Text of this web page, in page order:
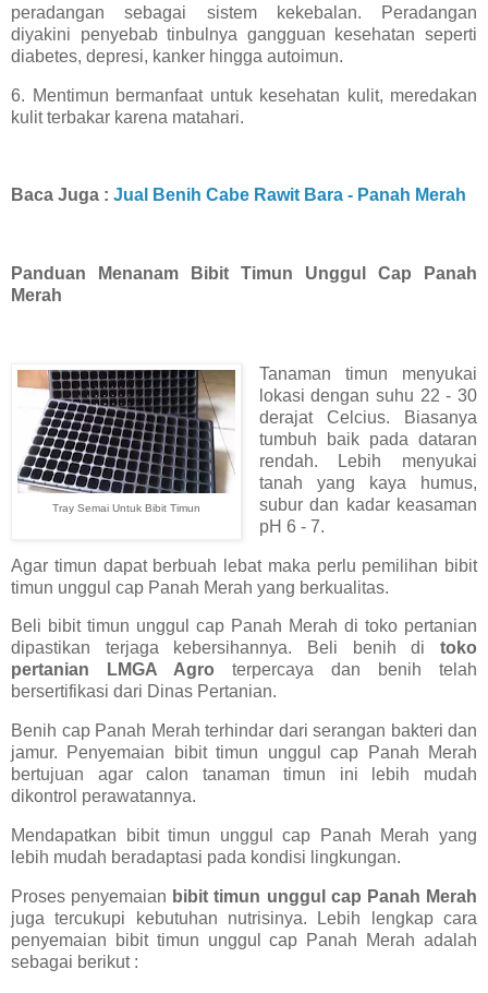
peradangan sebagai sistem kekebalan. Peradangan
diyakini penyebab tinbulnya gangguan kesehatan seperti
diabetes, depresi, kanker hingga autoimun.
6. Mentimun bermanfaat untuk kesehatan kulit, meredakan
kulit terbakar karena matahari.
Baca Juga : Jual Benih Cabe Rawit Bara - Panah Merah
Panduan Menanam Bibit Timun Unggul Cap Panah
Merah
Tray Semai Untuk Bibit Timun
Tanaman timun menyukai
lokasi dengan suhu 22 - 30
derajat Celcius. Biasanya
tumbuh baik pada dataran
rendah. Lebih menyukai
tanah yang kaya humus,
subur dan kadar keasaman
pH 6 - 7.
Agar timun dapat berbuah lebat maka perlu pemilihan bibit
timun unggul cap Panah Merah yang berkualitas.
Beli bibit timun unggul cap Panah Merah di toko pertanian
dipastikan terjaga kebersihannya. Beli benih di toko
pertanian LMGA Agro terpercaya dan benih telah
bersertifikasi dari Dinas Pertanian.
Benih cap Panah Merah terhindar dari serangan bakteri dan
jamur. Penyemaian bibit timun unggul cap Panah Merah
bertujuan agar calon tanaman timun ini lebih mudah
dikontrol perawatannya.
Mendapatkan bibit timun unggul cap Panah Merah yang
lebih mudah beradaptasi pada kondisi lingkungan.
Proses penyemaian bibit timun unggul cap Panah Merah
juga tercukupi kebutuhan nutrisinya. Lebih lengkap cara
penyemaian bibit timun unggul cap Panah Merah adalah
sebagai berikut :